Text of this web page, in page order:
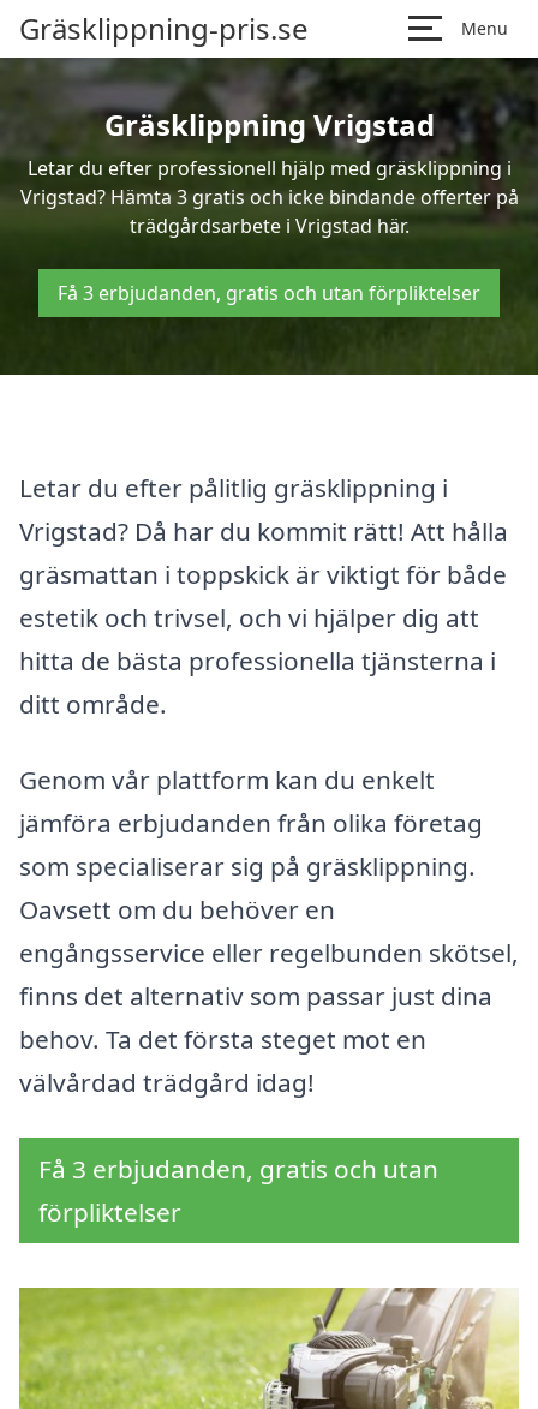
Gräsklippning-pris.se Menu
Gräsklippning Vrigstad
Letar du efter professionell hjälp med gräsklippning i
Vrigstad? Hämta 3 gratis och icke bindande offerter på
trädgårdsarbete i Vrigstad här.
Få 3 erbjudanden, gratis och utan förpliktelser
Letar du efter pålitlig gräsklippning i
Vrigstad? Då har du kommit rätt! Att hålla
gräsmattan i toppskick är viktigt för både
estetik och trivsel, och vi hjälper dig att
hitta de bästa professionella tjänsterna i
ditt område.
Genom vår plattform kan du enkelt
jämföra erbjudanden från olika företag
som specialiserar sig på gräsklippning.
Oavsett om du behöver en
engångsservice eller regelbunden skötsel,
finns det alternativ som passar just dina
behov. Ta det första steget mot en
välvårdad trädgård idag!
Få 3 erbjudanden, gratis och utan
förpliktelser